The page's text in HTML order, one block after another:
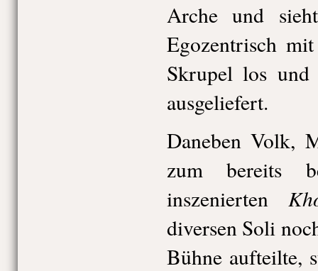
Arche und
Egozentrisch
Skrupel los
ausgeliefert.
Daneben Volk,
zum bereits
inszenierten
diversen Soli
Bühne aufteilte,